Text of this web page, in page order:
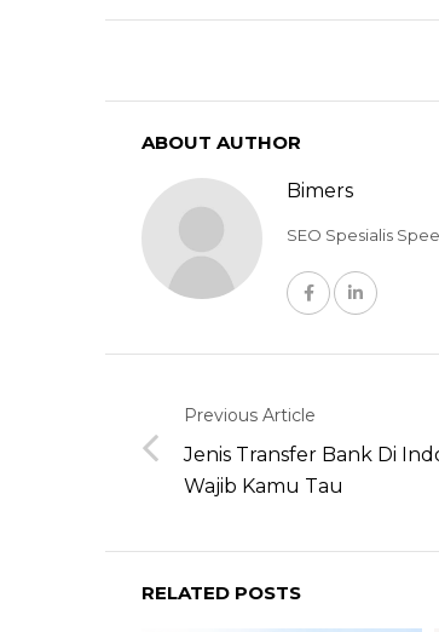
ABOUT AUTHOR
Bimers
SEO Spesialis
Previous Article
Jenis Transfer Bank Di
Wajib Kamu Tau
RELATED POSTS